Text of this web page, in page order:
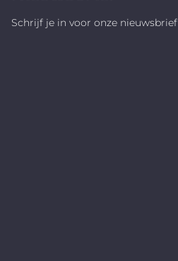
Schrijf je in voor onze nieuwsbrief